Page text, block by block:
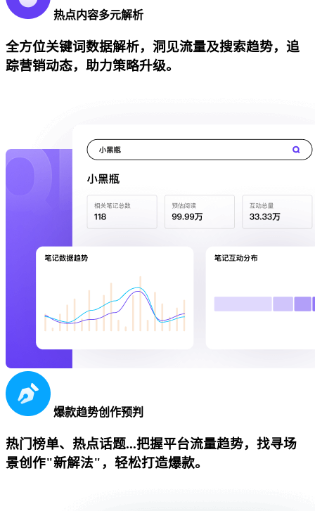
热点内容多元解析
全方位关键词数据解析，洞见流量及搜索趋势，追
踪营销动态，助力策略升级。
爆款趋势创作预判
热门榜单、热点话题...把握平台流量趋势，找寻场
景创作"新解法"，轻松打造爆款。